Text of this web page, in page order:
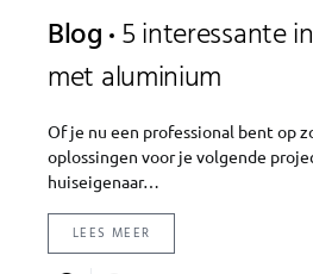
Blog 5 interessante
met aluminium
Of je nu een professional bent op
oplossingen voor je volgende
huiseigenaar…
LEES MEER